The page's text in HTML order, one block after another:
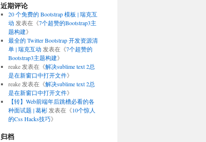
近期评论
20 个免费的 Bootstrap 模板 | 瑞克互
动 发表在《7个超赞的Bootstrap3主
题构建》
最全的 Twitter Bootstrap 开发资源清
单 | 瑞克互动 发表在《7个超赞的
Bootstrap3主题构建》
reake发表在《解决sublime text 2总
是在新窗口中打开文件》
reake发表在《解决sublime text 2总
是在新窗口中打开文件》
【转】Web前端年后跳槽必看的各
种面试题 | 葛彬发表在《10个惊人
的Css Hacks技巧》
归档